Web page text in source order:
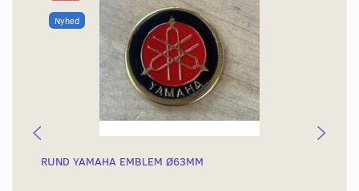
Nyhed
RUND YAMAHA EMBLEM Ø63MM